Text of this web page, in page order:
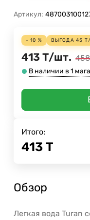
Артикул:
- 10 % ВЫГОДА 45 Т
413 Т/шт. 458
В наличии в 1
Итого:
413 Т
Обзор
Легкая вода Turan